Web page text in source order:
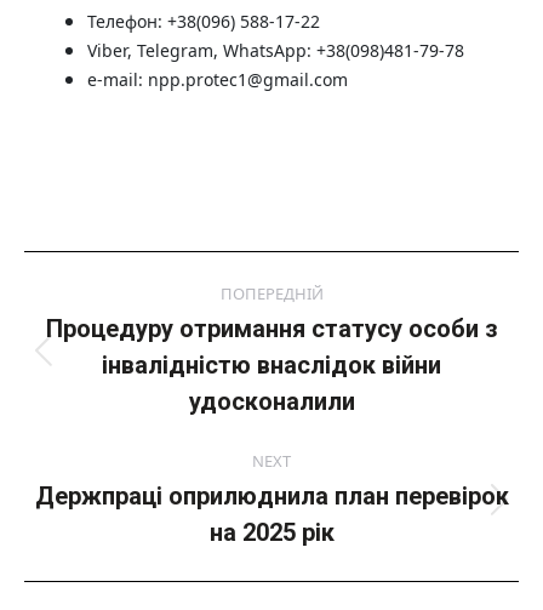
Телефон: +38(096) 588-17-22
Viber, Telegram, WhatsApp: +38(098)481-79-78
e-mail: npp.protec1@gmail.com
ПОПЕРЕДНІЙ
Попередній
пост:
Процедуру отримання статусу особи з
інвалідністю внаслідок війни
удосконалили
NEXT
Next
post:
Держпраці оприлюднила план перевірок
на 2025 рік